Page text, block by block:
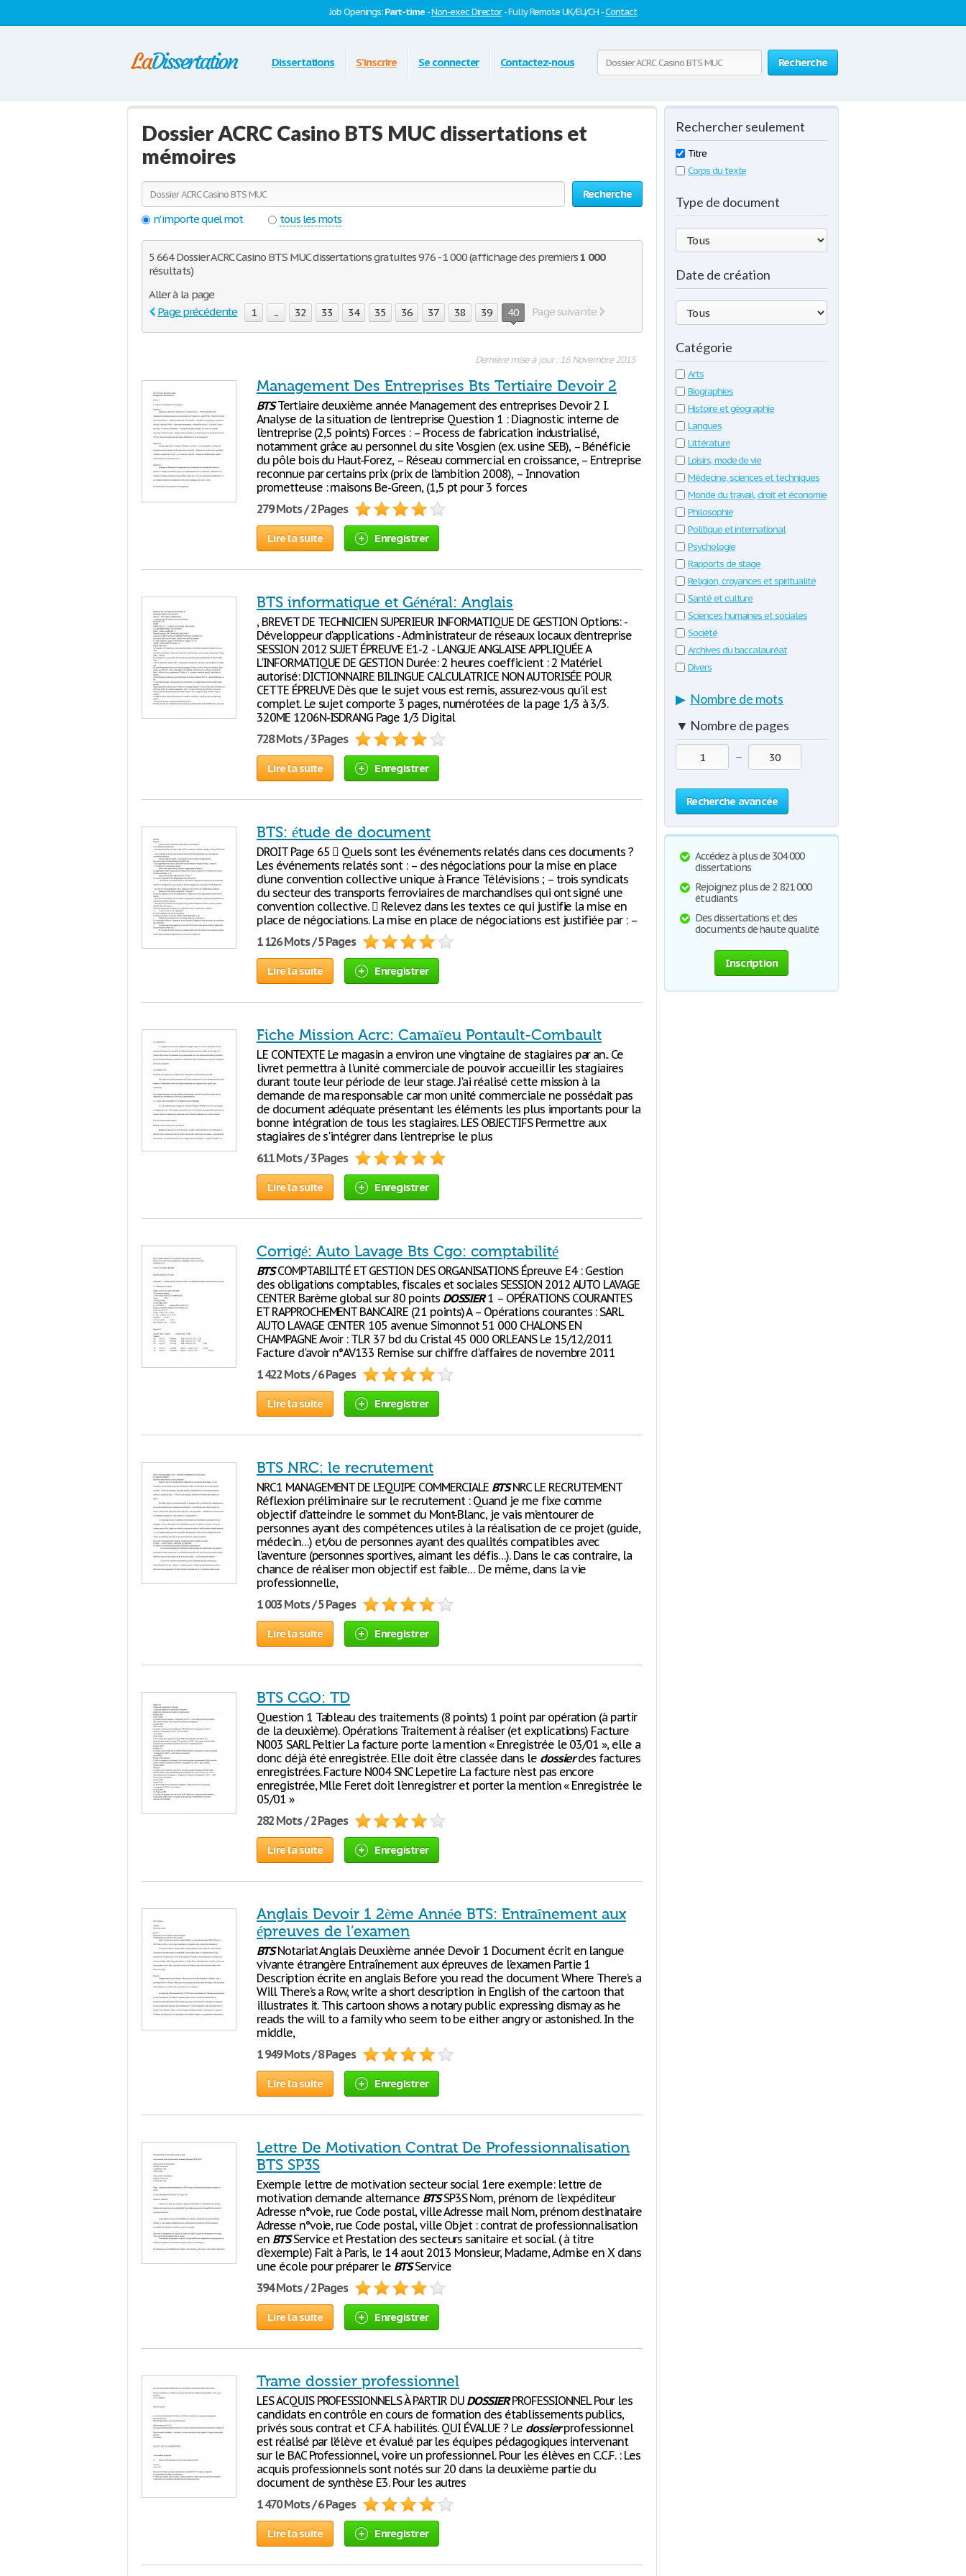
Job Openings:Part-time -Non-exec Director- Fully Remote UK/EU/CH -Contact
Recherche
Dissertations S'inscrire Se connecter Contactez-nous
Dossier ACRC Casino BTS MUC dissertations et
mémoires
Recherche
n'importe quel mot
tous les mots
5 664 Dossier ACRC Casino BTS MUC dissertations gratuites 976 - 1 000 (affichage des premiers1 000
résultats)
Aller à la page
Page précédente
1 ... 32 33 34 35 36 37 38 39 40 Page suivante
Dernière mise à jour : 16 Novembre 2015
Management Des Entreprises Bts Tertiaire Devoir 2
BTSTertiaire deuxième année Management des entreprises Devoir 2 I.
Analyse de la situation de l’entreprise Question 1 : Diagnostic interne de
l’entreprise (2,5 points) Forces : – Process de fabrication industrialisé,
notamment grâce au personnel du site Vosgien (ex. usine SEB), – Bénéficie
du pôle bois du Haut-Forez, – Réseau commercial en croissance, – Entreprise
reconnue par certains prix (prix de l’ambition 2008), – Innovation
prometteuse : maisons Be-Green, (1,5 pt pour 3 forces
279 Mots / 2 Pages
Lire la suite Enregistrer
BTS informatique et Général: Anglais
, BREVET DE TECHNICIEN SUPERIEUR INFORMATIQUE DE GESTION Options: -
Développeur d'applications - Administrateur de réseaux locaux d'entreprise
SESSION 2012 SUJET ÉPREUVE E1-2 - LANGUE ANGLAISE APPLIQUÉE A
L'INFORMATIQUE DE GESTION Durée: 2 heures coefficient : 2 Matériel
autorisé: DICTIONNAIRE BILINGUE CALCULATRICE NON AUTORISÉE POUR
CETTE ÉPREUVE Dès que le sujet vous est remis, assurez-vous qu'il est
complet. Le sujet comporte 3 pages, numérotées de la page 1/3 à 3/3.
320ME 1206N-ISDRANG Page 1/3 Digital
728 Mots / 3 Pages
Lire la suite Enregistrer
BTS: étude de document
DROIT Page 65  Quels sont les événements relatés dans ces documents ?
Les événements relatés sont : – des négociations pour la mise en place
d’une convention collective unique à France Télévisions ; – trois syndicats
du secteur des transports ferroviaires de marchandises qui ont signé une
convention collective.  Relevez dans les textes ce qui justifie la mise en
place de négociations. La mise en place de négociations est justifiée par : –
1 126 Mots / 5 Pages
Lire la suite Enregistrer
Fiche Mission Acrc: Camaïeu Pontault-Combault
LE CONTEXTE Le magasin a environ une vingtaine de stagiaires par an.. Ce
livret permettra à l'unité commerciale de pouvoir accueillir les stagiaires
durant toute leur période de leur stage. J'ai réalisé cette mission à la
demande de ma responsable car mon unité commerciale ne possédait pas
de document adéquate présentant les éléments les plus importants pour la
bonne intégration de tous les stagiaires. LES OBJECTIFS Permettre aux
stagiaires de s'intégrer dans l'entreprise le plus
611 Mots / 3 Pages
Lire la suite Enregistrer
Corrigé: Auto Lavage Bts Cgo: comptabilité
BTSCOMPTABILITÉ ET GESTION DES ORGANISATIONS Épreuve E4 : Gestion
des obligations comptables, fiscales et sociales SESSION 2012 AUTO LAVAGE
CENTER Barème global sur 80 points DOSSIER1 – OPÉRATIONS COURANTES
ET RAPPROCHEMENT BANCAIRE (21 points) A – Opérations courantes : SARL
AUTO LAVAGE CENTER 105 avenue Simonnot 51 000 CHALONS EN
CHAMPAGNE Avoir : TLR 37 bd du Cristal 45 000 ORLEANS Le 15/12/2011
Facture d'avoir n°AV133 Remise sur chiffre d'affaires de novembre 2011
1 422 Mots / 6 Pages
Lire la suite Enregistrer
BTS NRC: le recrutement
NRC1 MANAGEMENT DE L’EQUIPE COMMERCIALE BTSNRC LE RECRUTEMENT
Réflexion préliminaire sur le recrutement : Quand je me fixe comme
objectif d’atteindre le sommet du Mont-Blanc, je vais m’entourer de
personnes ayant des compétences utiles à la réalisation de ce projet (guide,
médecin…) et/ou de personnes ayant des qualités compatibles avec
l’aventure (personnes sportives, aimant les défis…). Dans le cas contraire, la
chance de réaliser mon objectif est faible… De même, dans la vie
professionnelle,
1 003 Mots / 5 Pages
Lire la suite Enregistrer
BTS CGO: TD
Question 1 Tableau des traitements (8 points) 1 point par opération (à partir
de la deuxième). Opérations Traitement à réaliser (et explications) Facture
N003 SARL Peltier La facture porte la mention « Enregistrée le 03/01 », elle a
donc déjà été enregistrée. Elle doit être classée dans le dossierdes factures
enregistrées. Facture N004 SNC Lepetire La facture n'est pas encore
enregistrée, Mlle Feret doit l'enregistrer et porter la mention « Enregistrée le
05/01 »
282 Mots / 2 Pages
Lire la suite Enregistrer
Anglais Devoir 1 2ème Année BTS: Entraînement aux
épreuves de l’examen
BTSNotariat Anglais Deuxième année Devoir 1 Document écrit en langue
vivante étrangère Entraînement aux épreuves de l’examen Partie 1
Description écrite en anglais Before you read the document Where There’s a
Will There’s a Row, write a short description in English of the cartoon that
illustrates it. This cartoon shows a notary public expressing dismay as he
reads the will to a family who seem to be either angry or astonished. In the
middle,
1 949 Mots / 8 Pages
Lire la suite Enregistrer
Lettre De Motivation Contrat De Professionnalisation
BTS SP3S
Exemple lettre de motivation secteur social 1ere exemple: lettre de
motivation demande alternance BTSSP3S Nom, prénom de l'expéditeur
Adresse n°voie, rue Code postal, ville Adresse mail Nom, prénom destinataire
Adresse n°voie, rue Code postal, ville Objet : contrat de professionnalisation
en BTSService et Prestation des secteurs sanitaire et social. ( à titre
d'exemple) Fait à Paris, le 14 aout 2013 Monsieur, Madame, Admise en X dans
une école pour préparer le BTSService
394 Mots / 2 Pages
Lire la suite Enregistrer
Trame dossier professionnel
LES ACQUIS PROFESSIONNELS À PARTIR DU DOSSIERPROFESSIONNEL Pour les
candidats en contrôle en cours de formation des établissements publics,
privés sous contrat et C.F.A. habilités. QUI ÉVALUE ? Le dossierprofessionnel
est réalisé par l’élève et évalué par les équipes pédagogiques intervenant
sur le BAC Professionnel, voire un professionnel. Pour les élèves en C.C.F. : Les
acquis professionnels sont notés sur 20 dans la deuxième partie du
document de synthèse E3. Pour les autres
1 470 Mots / 6 Pages
Lire la suite Enregistrer
Rechercher seulement
Titre
Corps du texte
Type de document
Date de création
Catégorie
Arts
Biographies
Histoire et géographie
Langues
Littérature
Loisirs, mode de vie
Médecine, sciences et techniques
Monde du travail, droit et économie
Philosophie
Politique et international
Psychologie
Rapports de stage
Religion, croyances et spiritualité
Santé et culture
Sciences humaines et sociales
Société
Archives du baccalauréat
Divers
▶ Nombre de mots
▼ Nombre de pages
—
Recherche avancée
Accédez à plus de 304 000
dissertations
Rejoignez plus de 2 821 000
étudiants
Des dissertations et des
documents de haute qualité
Inscription